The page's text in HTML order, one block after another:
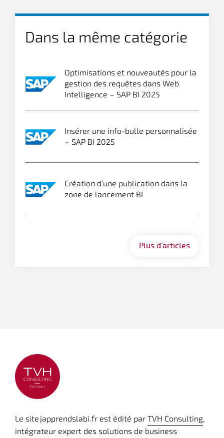
Dans la même catégorie
Optimisations et nouveautés pour la
gestion des requêtes dans Web
Intelligence – SAP BI 2025
Insérer une info-bulle personnalisée
– SAP BI 2025
Création d’une publication dans la
zone de lancement BI
Plus d'articles
Le site japprendslabi.fr est édité par TVH Consulting,
intégrateur expert des solutions de business